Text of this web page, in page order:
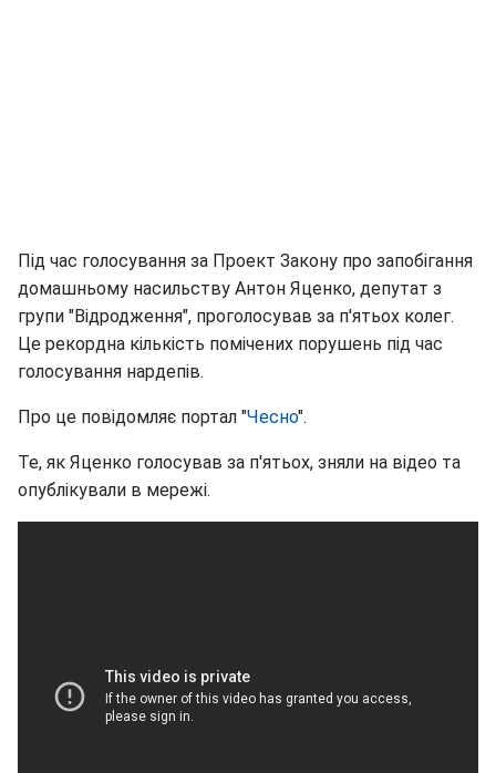
Під час голосування за Проект Закону про запобігання
домашньому насильству Антон Яценко, депутат з
групи "Відродження", проголосував за п'ятьох колег.
Це рекордна кількість помічених порушень під час
голосування нардепів.
Про це повідомляє портал "Чесно".
Те, як Яценко голосував за п'ятьох, зняли на відео та
опублікували в мережі.